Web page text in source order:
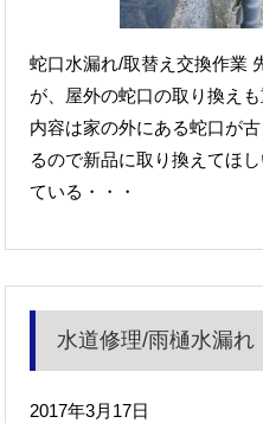
蛇口水漏れ/取替え交換作業
が、屋外の蛇口の取り換え
内容は家の外にある蛇口が
るので新品に取り換えてほ
ている・・・
水道修理/雨樋水漏れ
2017年3月17日